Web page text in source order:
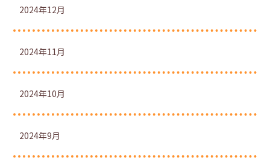
2024年12月
2024年11月
2024年10月
2024年9月